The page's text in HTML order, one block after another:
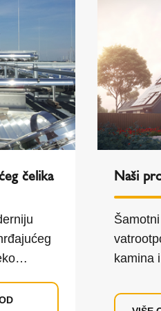
čelika
visoke
Naši